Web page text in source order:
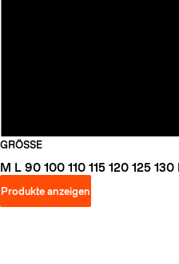
GRÖSSE
M L 90 100 110 115 120 125 130
Produkte anzeigen